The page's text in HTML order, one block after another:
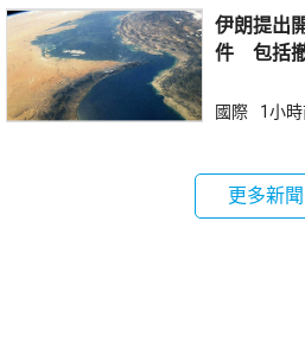
伊朗提出
件 包括
國際 1小
更多新聞